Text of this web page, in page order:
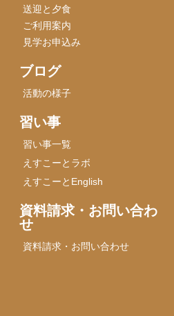
送迎と夕食
ご利用案内
見学お申込み
ブログ
活動の様子
習い事
習い事一覧
えすこーとラボ
えすこーとEnglish
資料請求・お問い合わ
せ
資料請求・お問い合わせ